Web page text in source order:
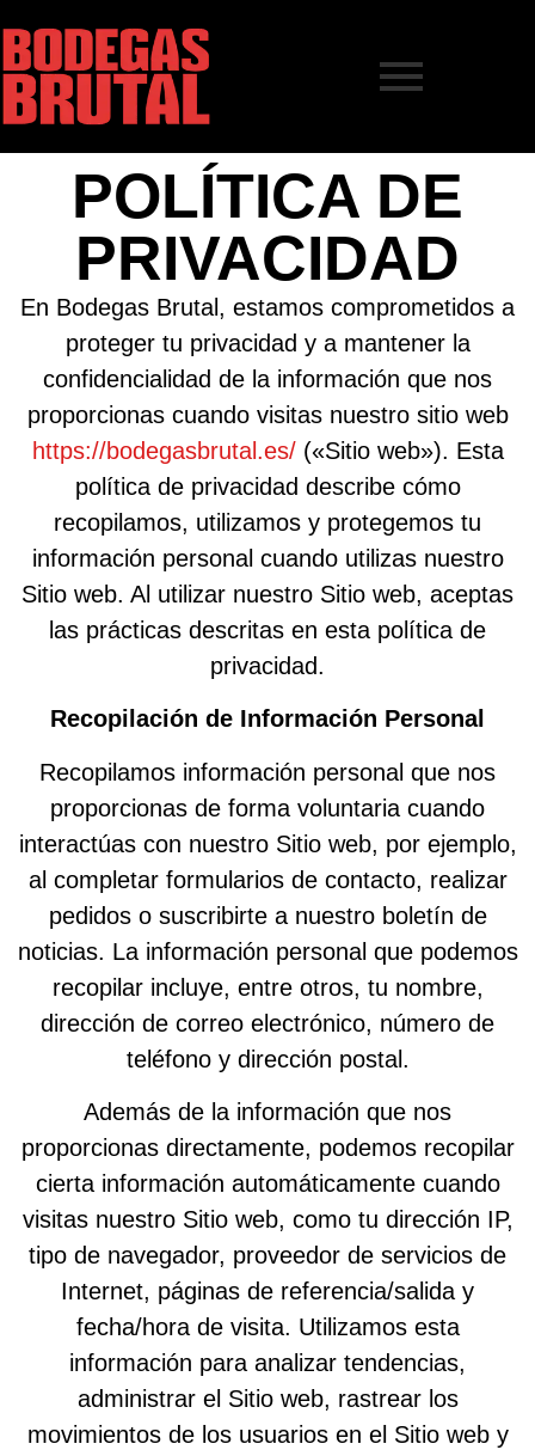
POLÍTICA DE
PRIVACIDAD
En Bodegas Brutal, estamos comprometidos a
proteger tu privacidad y a mantener la
confidencialidad de la información que nos
proporcionas cuando visitas nuestro sitio web
https://bodegasbrutal.es/(«Sitio web»). Esta
política de privacidad describe cómo
recopilamos, utilizamos y protegemos tu
información personal cuando utilizas nuestro
Sitio web. Al utilizar nuestro Sitio web, aceptas
las prácticas descritas en esta política de
privacidad.
Recopilación de Información Personal
Recopilamos información personal que nos
proporcionas de forma voluntaria cuando
interactúas con nuestro Sitio web, por ejemplo,
al completar formularios de contacto, realizar
pedidos o suscribirte a nuestro boletín de
noticias. La información personal que podemos
recopilar incluye, entre otros, tu nombre,
dirección de correo electrónico, número de
teléfono y dirección postal.
Además de la información que nos
proporcionas directamente, podemos recopilar
cierta información automáticamente cuando
visitas nuestro Sitio web, como tu dirección IP,
tipo de navegador, proveedor de servicios de
Internet, páginas de referencia/salida y
fecha/hora de visita. Utilizamos esta
información para analizar tendencias,
administrar el Sitio web, rastrear los
movimientos de los usuarios en el Sitio web y